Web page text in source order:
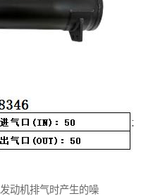
动机排气时产生的噪